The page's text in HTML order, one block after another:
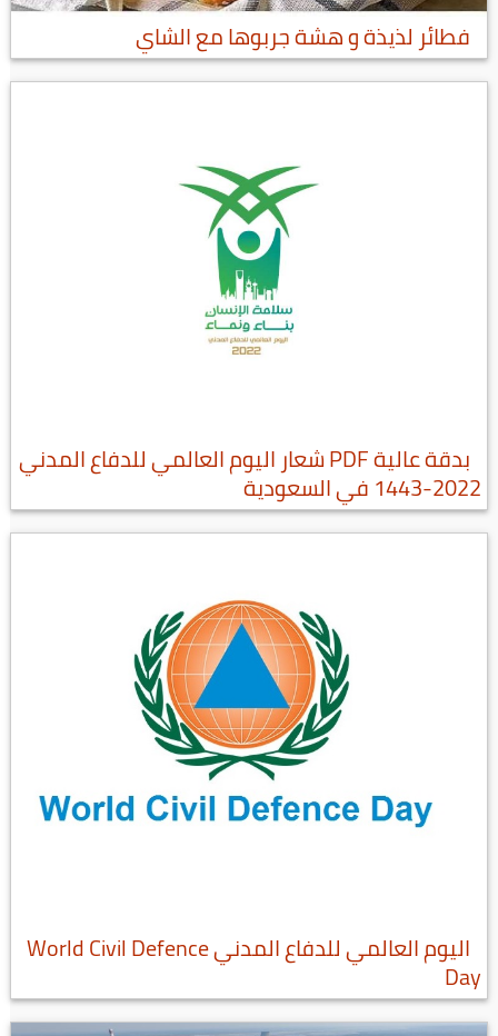
فطائر لذيذة و هشة جربوها مع الشاي
بدقة عالية PDF شعار اليوم العالمي للدفاع المدني
2022-1443 في السعودية
اليوم العالمي للدفاع المدني World Civil Defence
Day